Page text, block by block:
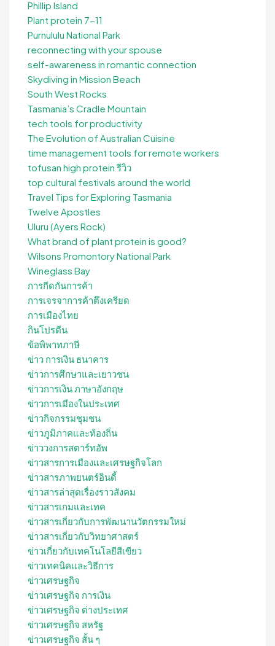
Phillip Island
Plant protein 7-11
Purnululu National Park
reconnecting with your spouse
self-awareness in romantic connection
Skydiving in Mission Beach
South West Rocks
Tasmania’s Cradle Mountain
tech tools for productivity
The Evolution of Australian Cuisine
time management tools for remote workers
tofusan high protein รีวิว
top cultural festivals around the world
Travel Tips for Exploring Tasmania
Twelve Apostles
Uluru (Ayers Rock)
What brand of plant protein is good?
Wilsons Promontory National Park
Wineglass Bay
การกีดกันการค้า
การเจรจาการค้าตึงเครียด
การเมืองไทย
กินโปรตีน
ข้อพิพาทภาษี
ข่าว การเงิน ธนาคาร
ข่าวการศึกษาและเยาวชน
ข่าวการเงิน ภาษาอังกฤษ
ข่าวการเมืองในประเทศ
ข่าวกิจกรรมชุมชน
ข่าวภูมิภาคและท้องถิ่น
ข่าววงการสตาร์ทอัพ
ข่าวสารการเมืองและเศรษฐกิจโลก
ข่าวสารภาพยนตร์อินดี้
ข่าวสารล่าสุดเรื่องราวสังคม
ข่าวสารเกมและเทค
ข่าวสารเกี่ยวกับการพัฒนานวัตกรรมใหม่
ข่าวสารเกี่ยวกับวิทยาศาสตร์
ข่าวเกี่ยวกับเทคโนโลยีสีเขียว
ข่าวเทคนิคและวิธีการ
ข่าวเศรษฐกิจ
ข่าวเศรษฐกิจ การเงิน
ข่าวเศรษฐกิจ ต่างประเทศ
ข่าวเศรษฐกิจ สหรัฐ
ข่าวเศรษฐกิจ สั้น ๆ